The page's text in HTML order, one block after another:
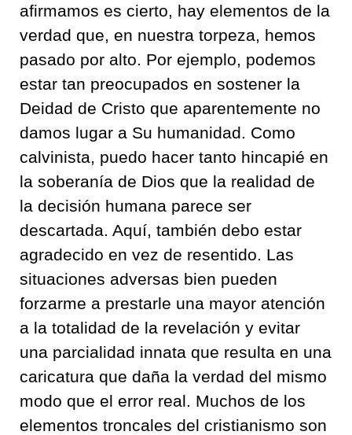
afirmamos es cierto , hay elementos de la
verdad que en nuestra torpeza
hemos
pasado por alto. Por ejemplo, podemos
estar tan preocupados en sostener la
Deidad de Cristo que aparentemente no
damos lugar a Su humanidad
Como
calvinista, puedo hacer tanto hincapié en
la soberanía de Dios que la realidad de
la decisión humana parece ser
descartada
Aquí, también debo estar
agradecido en vez de resentido. Las
situaciones adversas bien pueden
forzarme a prestarle una mayor atención
a la totalidad de la revelación y evitar
una parcialidad innata que resulta en una
caricatura que daña la verdad del mismo
modo que el error real
Muchos de los
elementos troncales del cristianismo son